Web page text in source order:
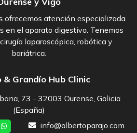
ofrecemos atención especializada
en el aparato digestivo. Tenemos
laparoscópica, robótica y
bariátrica.
& Grandío Hub Clinic
73 - 32003 Ourense, Galicia
(España)
info@albertoparajo.com